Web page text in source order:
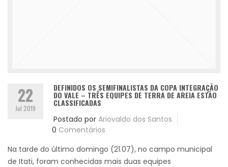
22
Jul 2019
DEFINIDOS OS SEMIFINALISTAS DA COPA INTEGRAÇÃO
DO VALE – TRÊS EQUIPES DE TERRA DE AREIA ESTÃO
CLASSIFICADAS
Postado por Ariovaldo dos Santos
0 Comentários
Na tarde do último domingo (21.07), no campo municipal
de Itati, foram conhecidas mais duas equipes